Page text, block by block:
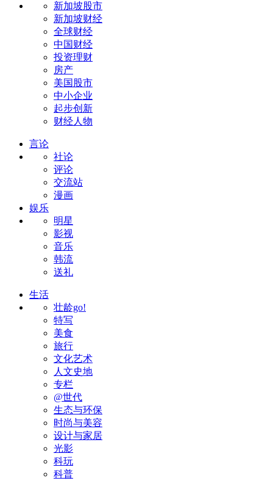
新加坡股市
新加坡财经
全球财经
中国财经
投资理财
房产
美国股市
中小企业
起步创新
财经人物
言论
社论
评论
交流站
漫画
娱乐
明星
影视
音乐
韩流
送礼
生活
壮龄go!
特写
美食
旅行
文化艺术
人文史地
专栏
@世代
生态与环保
时尚与美容
设计与家居
光影
科玩
科普